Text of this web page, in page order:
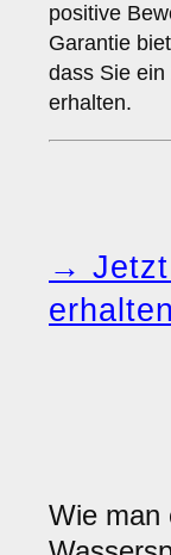
positive
Garantie
dass Sie
erhalten.
→ Jetzt
erhalten
Wie man